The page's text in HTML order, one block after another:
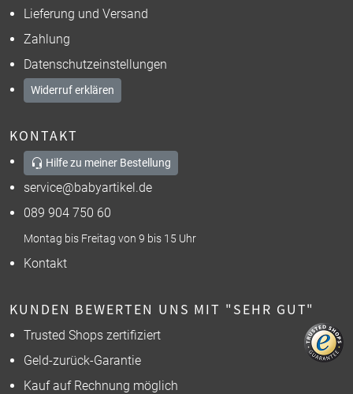
Lieferung und Versand
Zahlung
Datenschutzeinstellungen
Widerruf erklären
KONTAKT
Hilfe zu meiner Bestellung
service@babyartikel.de
089 904 750 60
Montag bis Freitag von 9 bis 15 Uhr
Kontakt
KUNDEN BEWERTEN UNS MIT "SEHR GUT"
Trusted Shops zertifiziert
Geld-zurück-Garantie
Kauf auf Rechnung möglich